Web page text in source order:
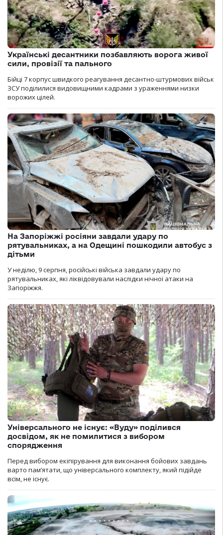
Українські десантники позбавляють ворога живої
сили, провізії та пального
Бійці 7 корпус швидкого реагування десантно-штурмових військ
ЗСУ поділилися видовищними кадрами з ураженнями низки
ворожих цілей.
На Запоріжжі росіяни завдали удару по
рятувальниках, а на Одещині пошкодили автобус з
дітьми
У неділю, 9 серпня, російські війська завдали удару по
рятувальниках, які ліквідовували наслідки нічної атаки на
Запоріжжя.
Універсального не існує: «Вуду» поділився
досвідом, як не помилитися з вибором
спорядження
Перед вибором екіпірування для виконання бойових завдань
варто пам’ятати, що універсального комплекту, який підійде
всім, не існує.